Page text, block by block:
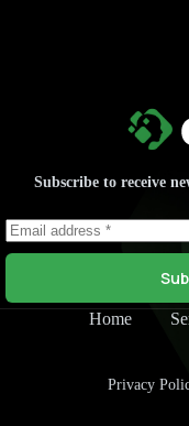
Subscribe to receive
Home
Privacy